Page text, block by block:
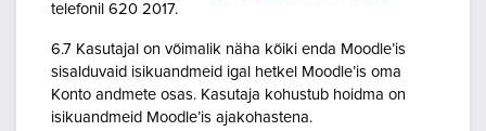
telefonil 620 2017.
6.7 Kasutajal on võimalik näha kõiki enda Moodle’is
sisalduvaid isikuandmeid igal hetkel Moodle’is oma
Konto andmete osas. Kasutaja kohustub hoidma on
isikuandmeid Moodle’is ajakohastena.